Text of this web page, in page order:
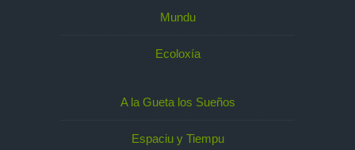
Mundu
Ecoloxía
A la Gueta los Sueños
Espaciu y Tiempu